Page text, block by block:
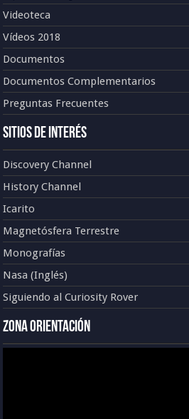
Videoteca
Vídeos 2018
Documentos
Documentos Complementarios
Preguntas Frecuentes
Sitios de Interés
Discovery Channel
History Channel
Icarito
Magnetósfera Terrestre
Monografías
Nasa (Inglés)
Siguiendo al Curiosity Rover
Zona Orientación